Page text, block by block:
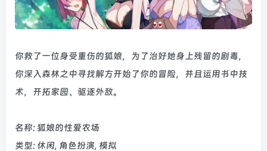
你救了一位身受重伤的狐娘，为了治好她身上残留的剧毒，
你深入森林之中寻找解方开始了你的冒险，并且运用书中技
术，开拓家园、驱逐外敌。
名称: 狐娘的性爱农场
类型: 休闲, 角色扮演, 模拟